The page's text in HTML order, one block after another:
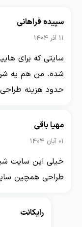
سپیده فراهانی
11 آذر 1404
سايتي كه براي
شده. من هم يه
حدود هزينه
مهیا باقی
01 آبان 1404
خیلی این سایت
طراحی همچین
رایکانت